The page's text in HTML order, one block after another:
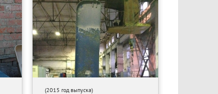
(2015 год выпуска)